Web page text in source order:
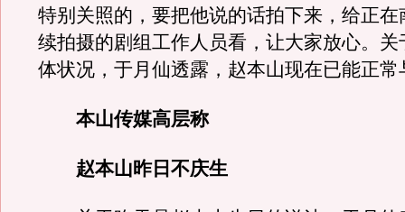
特别关照的，要把他说的话拍下来，给正在
续拍摄的剧组工作人员看，让大家放心。关
体状况，于月仙透露，赵本山现在已能正常
本山传媒高层称
赵本山昨日不庆生